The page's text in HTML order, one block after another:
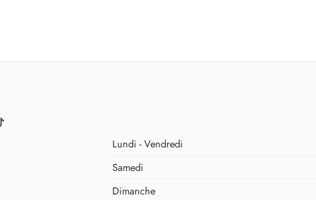
Lundi - Vendredi
Samedi
Dimanche